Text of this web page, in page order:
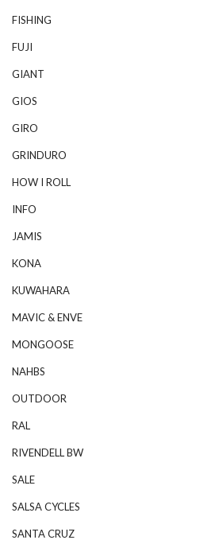
FISHING
FUJI
GIANT
GIOS
GIRO
GRINDURO
HOW I ROLL
INFO
JAMIS
KONA
KUWAHARA
MAVIC & ENVE
MONGOOSE
NAHBS
OUTDOOR
RAL
RIVENDELL BW
SALE
SALSA CYCLES
SANTA CRUZ